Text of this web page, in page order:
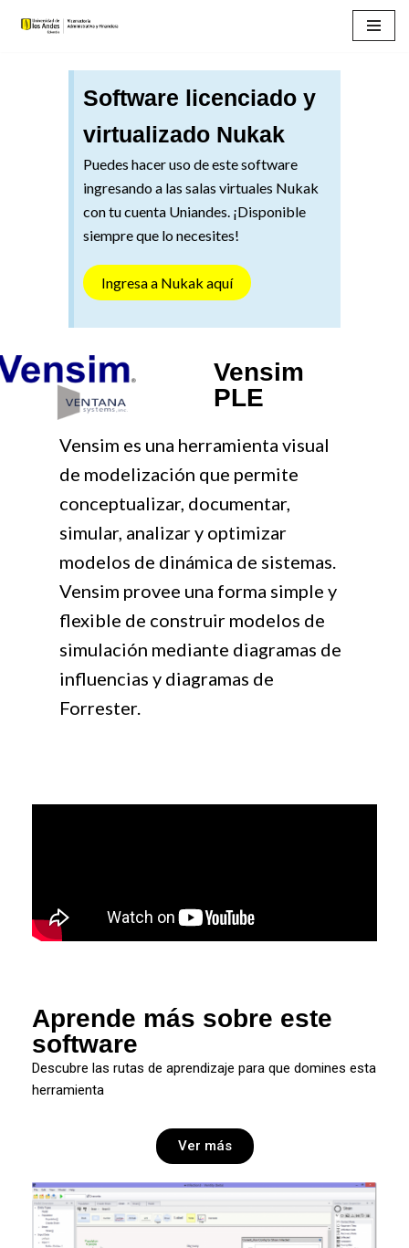
Software licenciado y
virtualizado Nukak
Puedes hacer uso de este software
ingresando a las salas virtuales Nukak
con tu cuenta Uniandes. ¡Disponible
siempre que lo necesites!
Ingresa a Nukak aquí
Vensim
PLE
Vensim es una herramienta visual
de modelización que permite
conceptualizar, documentar,
simular, analizar y optimizar
modelos de dinámica de sistemas.
Vensim provee una forma simple y
flexible de construir modelos de
simulación mediante diagramas de
influencias y diagramas de
Forrester.
Aprende más sobre este
software
Descubre las rutas de aprendizaje para que domines esta
herramienta
Ver más